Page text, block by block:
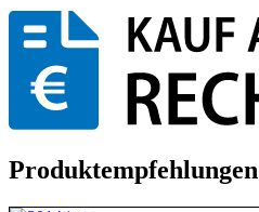
Produktempfehlungen